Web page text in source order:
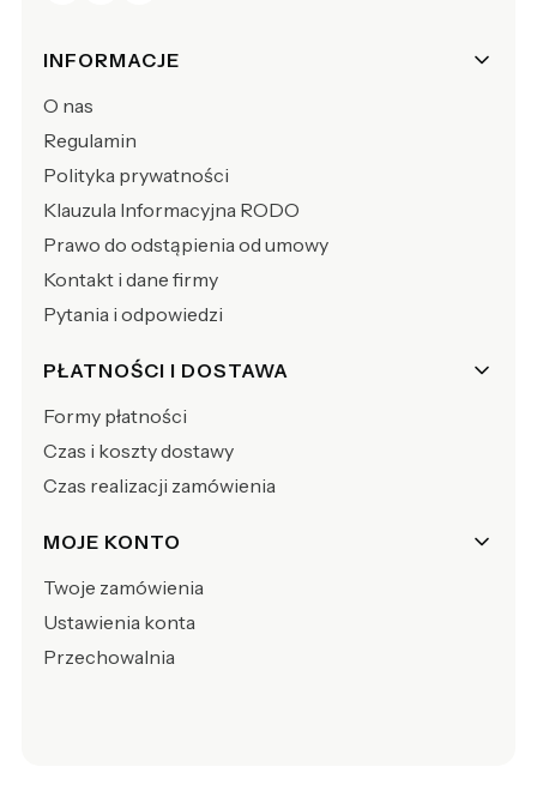
Linki w stopce
INFORMACJE
O nas
Regulamin
Polityka prywatności
Klauzula Informacyjna RODO
Prawo do odstąpienia od umowy
Kontakt i dane firmy
Pytania i odpowiedzi
PŁATNOŚCI I DOSTAWA
Formy płatności
Czas i koszty dostawy
Czas realizacji zamówienia
MOJE KONTO
Twoje zamówienia
Ustawienia konta
Przechowalnia